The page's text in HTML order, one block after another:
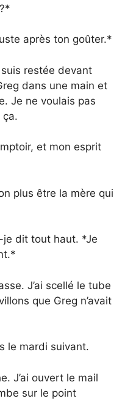
après ton goûter.*
restée devant
dans une main et
Je ne voulais pas
ça.
et mon esprit
plus être la mère qui
dit tout haut. *Je
J’ai scellé le tube
que Greg n’avait
le mardi suivant.
J’ai ouvert le mail
sur le point